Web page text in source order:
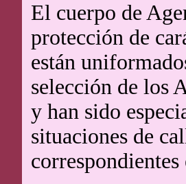
El cuerpo de
protección de
están
selección de los
y han sido
situaciones de
correspondientes